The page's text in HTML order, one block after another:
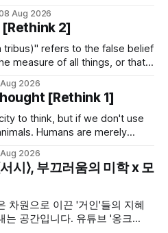
Aug 2026
2]
tribus)" refers to the false belief
measure of all things, or that
by Bacon, the 16th–
and scientist.
2026
[Rethink 1]
to think, but if we don't use
Humans are merely
road that determines our
2026
시⟩, 부끄러움의 미학 x 모
차원으로 이끈 '거인'들의 지혜
는 공간입니다. 유튜브 '옹크